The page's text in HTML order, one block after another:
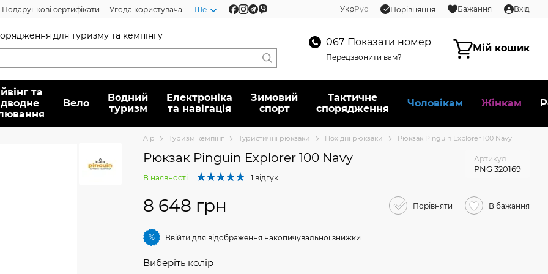
Подарункові сертифікати Угода користувача Ще УкрРус Порівняння Бажання Вхід
для туризму та кемпінгу
067 Показати номер
Передзвонити вам?
Мій кошик
та
Вело
Водний
туризм
Електроніка
та навігація
Зимовий
спорт
Тактичне
спорядження
Чоловікам Жінкам
Alp Туризм кемпінг Туристичні рюкзаки Похідні рюкзаки Рюкзак Pinguin Explorer 100 Navy
Рюкзак Pinguin Explorer 100 Navy Артикул
PNG 320169
В наявності 1 відгук
8 648 грн Порівняти В бажання
% Ввійти для відображення накопичувальної знижки
Виберіть колір